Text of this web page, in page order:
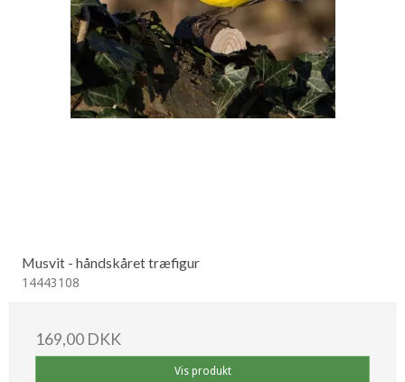
Musvit - håndskåret træfigur
14443108
169,00 DKK
Vis produkt